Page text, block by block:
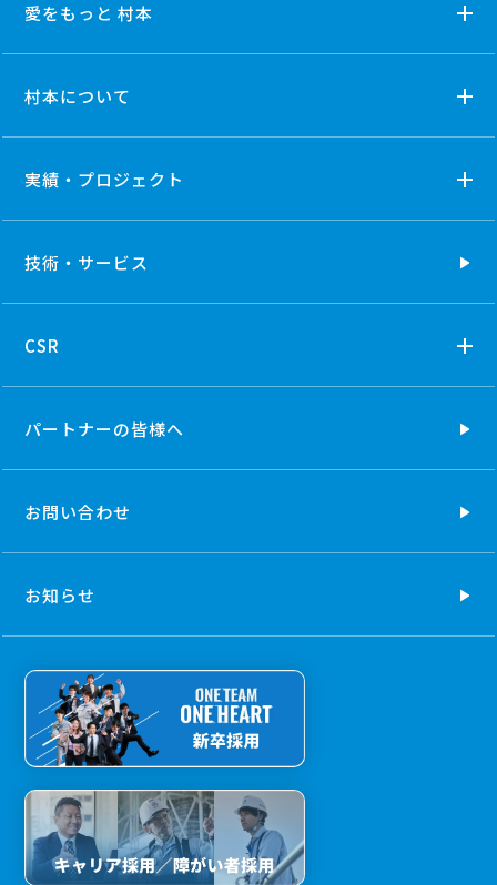
愛をもっと 村本
村本について
実績・プロジェクト
技術・ サービス
CSR
パートナーの皆様へ
お問い合わせ
お知らせ